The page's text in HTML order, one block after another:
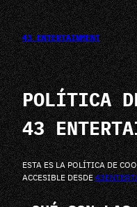
SALTAR
AL
CONTENIDO
43 ENTERTAINMENT
POLÍTICA
43
ESTA ES LA POLÍTICA DE
ACCESIBLE DESDE